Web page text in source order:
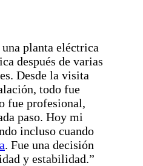
planta eléctrica
después de varias
Desde la visita
todo fue
fue profesional,
paso. Hoy mi
incluso cuando
. Fue una decisión
y estabilidad.”